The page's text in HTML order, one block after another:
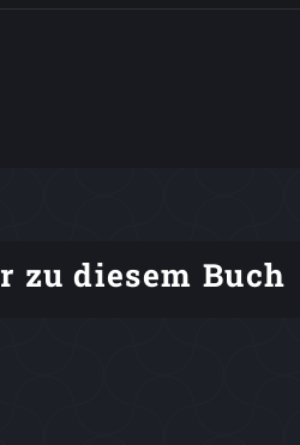
zu diesem Buch